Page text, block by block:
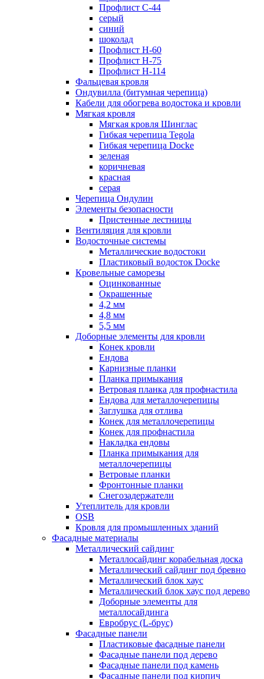
Профлист С-44
серый
синий
шоколад
Профлист Н-60
Профлист Н-75
Профлист H-114
Фальцевая кровля
Ондувилла (битумная черепица)
Кабели для обогрева водостока и кровли
Мягкая кровля
Мягкая кровля Шинглас
Гибкая черепица Tegola
Гибкая черепица Docke
зеленая
коричневая
красная
серая
Черепица Ондулин
Элементы безопасности
Пристенные лестницы
Вентиляция для кровли
Водосточные системы
Металлические водостоки
Пластиковый водосток Docke
Кровельные саморезы
Оцинкованные
Окрашенные
4,2 мм
4,8 мм
5,5 мм
Доборные элементы для кровли
Конек кровли
Ендова
Карнизные планки
Планка примыкания
Ветровая планка для профнастила
Ендова для металлочерепицы
Заглушка для отлива
Конек для металлочерепицы
Конек для профнастила
Накладка ендовы
Планка примыкания для
металлочерепицы
Ветровые планки
Фронтонные планки
Снегозадержатели
Утеплитель для кровли
OSB
Кровля для промышленных зданий
Фасадные материалы
Металлический сайдинг
Металлосайдинг корабельная доска
Металлический сайдинг под бревно
Металлический блок хаус
Металлический блок хаус под дерево
Доборные элементы для
металлосайдинга
Евробрус (L-брус)
Фасадные панели
Пластиковые фасадные панели
Фасадные панели под дерево
Фасадные панели под камень
Фасадные панели под кирпич